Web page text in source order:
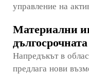
управление на
Материални
Напредъкът в
предлага нови